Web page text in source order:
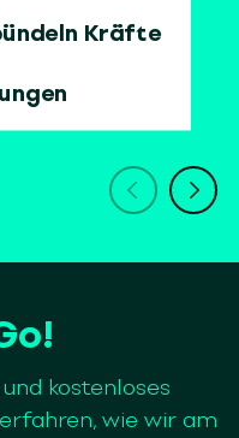
Kräfte
kostenloses
wie wir am